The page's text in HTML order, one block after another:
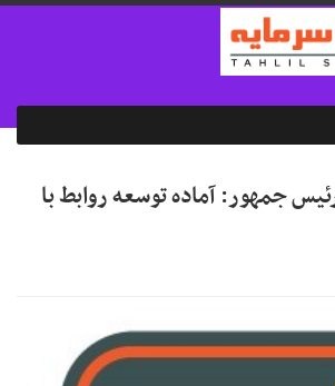
جمهور: آماده توسعه روابط با